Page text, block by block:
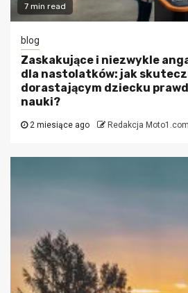
7 min read
blog
Zaskakujące i niezwykle
dla nastolatków: jak
dorastającym dziecku
nauki?
2 miesiące ago Redakcja